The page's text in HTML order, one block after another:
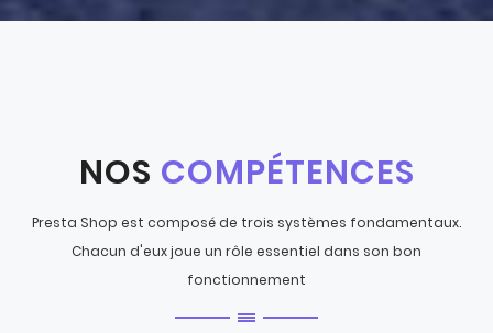
NOS COMPÉTENCES
Presta Shop est composé de trois systèmes fondamentaux.
Chacun d'eux joue un rôle essentiel dans son bon
fonctionnement